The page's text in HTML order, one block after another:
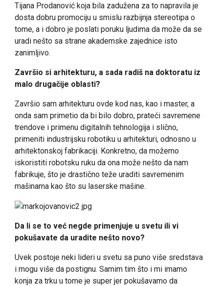
Tijana Prodanović koja bila zadužena za to napravila je
dosta dobru promociju u smislu razbijnja stereotipa o
tome, a i dobro je poslati poruku ljudima da može da se
uradi nešto sa strane akademske zajednice isto
zanimljivo.
Završio si arhitekturu, a sada radiš na doktoratu iz
malo drugačije oblasti?
Završio sam arhitekturu ovde kod nas, kao i master, a
onda sam primetio da bi bilo dobro, prateći savremene
trendove i primenu digitalnih tehnologija i slično,
primeniti industrijsku robotiku u arhitekturi, odnosno u
arhitektonskoj fabrikaciji. Konkretno, da možemo
iskoristiti robotsku ruku da ona može nešto da nam
fabrikuje, što je drastično teže uraditi savremenim
mašinama kao što su laserske mašine.
Da li se to već negde primenjuje u svetu ili vi
pokušavate da uradite nešto novo?
Uvek postoje neki lideri u svetu sa puno više sredstava
i mogu više da postignu. Samim tim što i mi imamo
konja za trku u tome je super jer pokušavamo da